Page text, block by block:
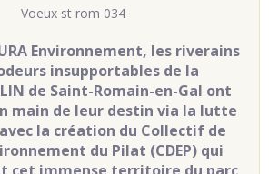
Environnement, les riverains
insupportables de la
de Saint-Romain-en-Gal ont
main de leur destin via la lutte
la création du Collectif de
du Pilat (CDEP) qui